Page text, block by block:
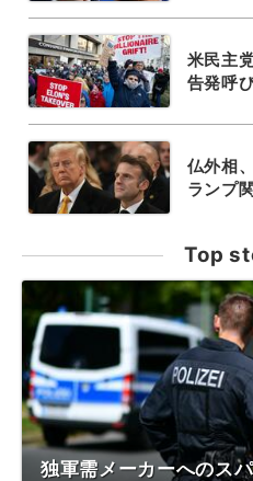
米民主
告発呼
仏外相
ランプ
Top
独軍需メーカーへのス